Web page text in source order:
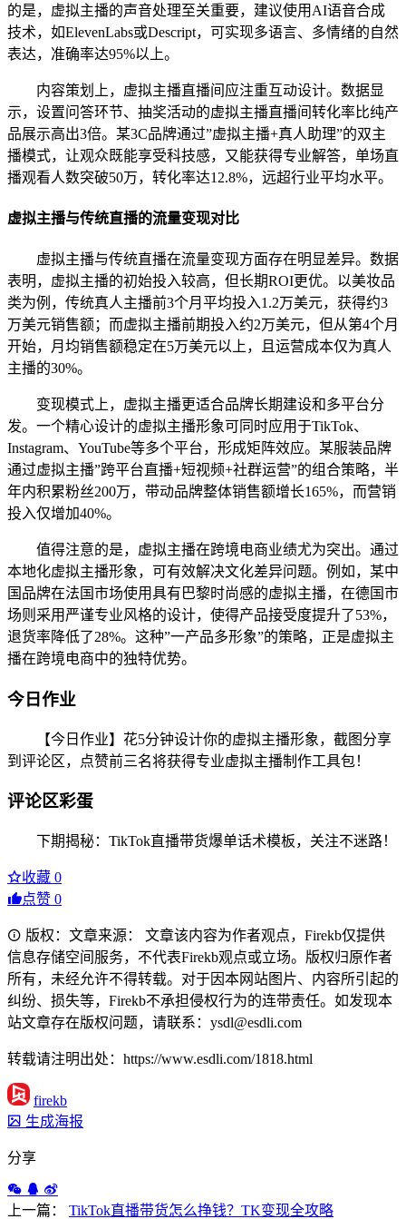
的是，虚拟主播的声音处理至关重要，建议使用AI语音合成
技术，如ElevenLabs或Descript，可实现多语言、多情绪的自然
表达，准确率达95%以上。
内容策划上，虚拟主播直播间应注重互动设计。数据显
示，设置问答环节、抽奖活动的虚拟主播直播间转化率比纯产
品展示高出3倍。某3C品牌通过”虚拟主播+真人助理”的双主
播模式，让观众既能享受科技感，又能获得专业解答，单场直
播观看人数突破50万，转化率达12.8%，远超行业平均水平。
虚拟主播与传统直播的流量变现对比
虚拟主播与传统直播在流量变现方面存在明显差异。数据
表明，虚拟主播的初始投入较高，但长期ROI更优。以美妆品
类为例，传统真人主播前3个月平均投入1.2万美元，获得约3
万美元销售额；而虚拟主播前期投入约2万美元，但从第4个月
开始，月均销售额稳定在5万美元以上，且运营成本仅为真人
主播的30%。
变现模式上，虚拟主播更适合品牌长期建设和多平台分
发。一个精心设计的虚拟主播形象可同时应用于TikTok、
Instagram、YouTube等多个平台，形成矩阵效应。某服装品牌
通过虚拟主播”跨平台直播+短视频+社群运营”的组合策略，半
年内积累粉丝200万，带动品牌整体销售额增长165%，而营销
投入仅增加40%。
值得注意的是，虚拟主播在跨境电商业绩尤为突出。通过
本地化虚拟主播形象，可有效解决文化差异问题。例如，某中
国品牌在法国市场使用具有巴黎时尚感的虚拟主播，在德国市
场则采用严谨专业风格的设计，使得产品接受度提升了53%，
退货率降低了28%。这种”一产品多形象”的策略，正是虚拟主
播在跨境电商中的独特优势。
今日作业
【今日作业】花5分钟设计你的虚拟主播形象，截图分享
到评论区，点赞前三名将获得专业虚拟主播制作工具包！
评论区彩蛋
下期揭秘：TikTok直播带货爆单话术模板，关注不迷路！
收藏 0
点赞 0
版权：文章来源： 文章该内容为作者观点，Firekb仅提供
信息存储空间服务，不代表Firekb观点或立场。版权归原作者
所有，未经允许不得转载。对于因本网站图片、内容所引起的
纠纷、损失等，Firekb不承担侵权行为的连带责任。如发现本
站文章存在版权问题，请联系：ysdl@esdli.com
转载请注明出处：https://www.esdli.com/1818.html
firekb
生成海报
分享
上一篇： TikTok直播带货怎么挣钱？TK变现全攻略